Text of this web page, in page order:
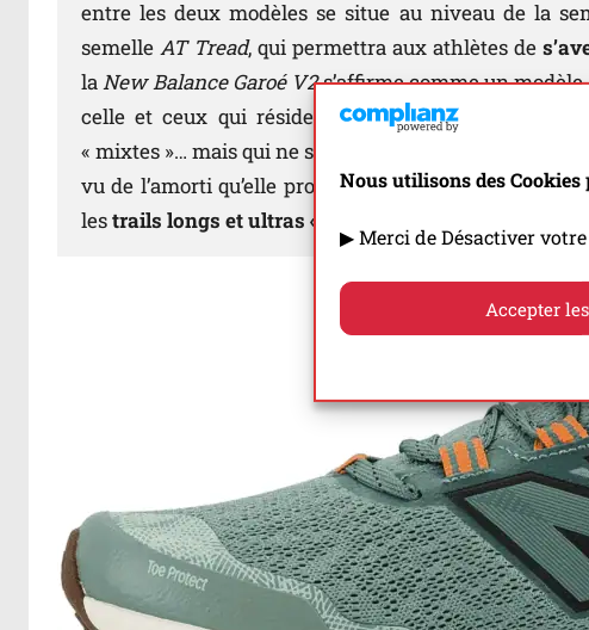
Nous utilisons des
▶ Merci de Désactiver votre
Accepter
entre les deux modèles se situe au niveau de la
semelle AT Tread, qui permettra aux athlètes de
laNew Balance Garoé V2s’affirme comme un
celle et ceux qui résident loin des montagnes et
« mixtes »… mais qui ne souhaitent pas non plus
vu de l’amorti qu’elle propose, laGaroé V2va
lestrails longs et ultras « roulants »